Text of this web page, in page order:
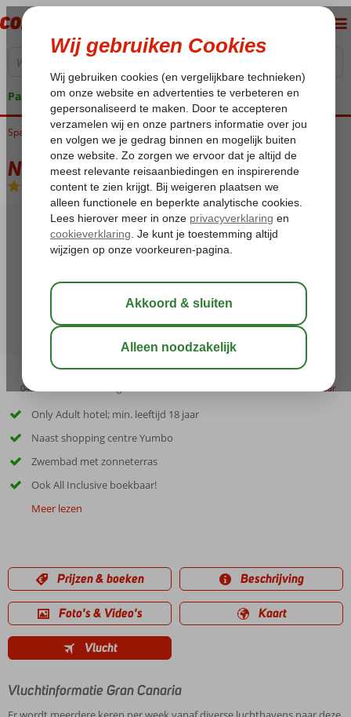
Pakketgarantie
Home
Spanje Canarische Eilanden Gran Canaria Playa del Ingles Neptuno
Neptuno
Halfpension-Hotel
04:20 bewaar
Only Adult hotel; min. leeftijd 18 jaar
Naast shopping centre Yumbo
Zwembad met zonneterras
Ook All Inclusive boekbaar!
Meer lezen
Prijzen & boeken Beschrijving
Foto's & Video's Kaart
Vlucht
Vluchtinformatie Gran Canaria